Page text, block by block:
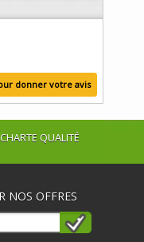
donner votre avis
CHARTE QUALITÉ
NOS OFFRES